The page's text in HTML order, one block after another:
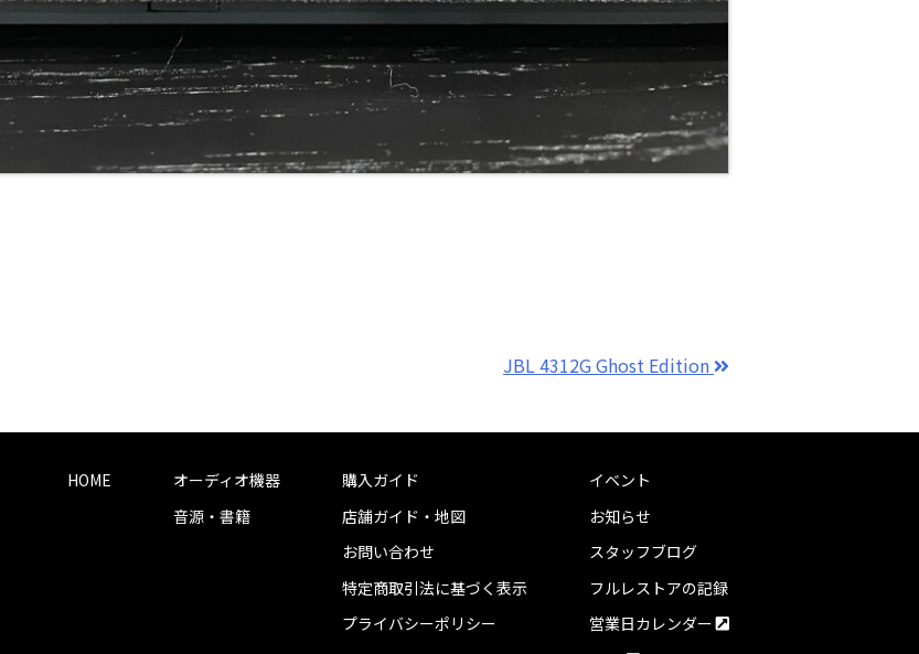
JBL 4312G Ghost Edition
HOME
オーディオ機器
音源・書籍
購入ガイド
店舗ガイド・地図
お問い合わせ
特定商取引法に基づく表示
プライバシーポリシー
イベント
お知らせ
スタッフブログ
フルレストアの記録
営業日カレンダー